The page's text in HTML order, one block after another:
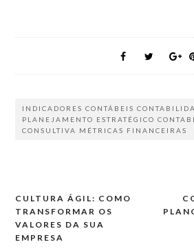
INDICADORES CONTÁBEIS
PLANEJAMENTO ESTRATÉGICO
CONSULTIVA MÉTRICAS FINANCEIRAS
Navegação
de
CULTURA ÁGIL: COMO
TRANSFORMAR OS
VALORES DA SUA
EMPRESA